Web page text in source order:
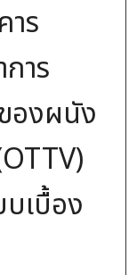
าร
าร
องผนัง
เบื้อง